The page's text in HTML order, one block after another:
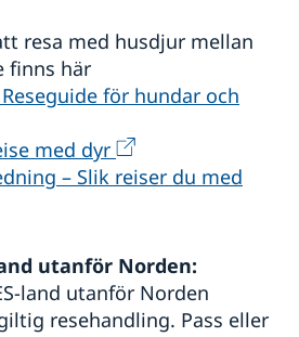
resa med husdjur mellan
finns här
för hundar och
med dyr
– Slik reiser du med
utanför Norden:
land utanför Norden
resehandling. Pass eller